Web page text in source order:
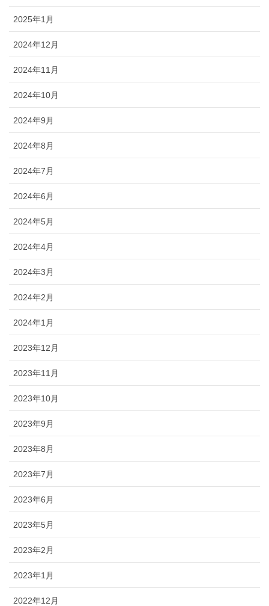
2025年1月
2024年12月
2024年11月
2024年10月
2024年9月
2024年8月
2024年7月
2024年6月
2024年5月
2024年4月
2024年3月
2024年2月
2024年1月
2023年12月
2023年11月
2023年10月
2023年9月
2023年8月
2023年7月
2023年6月
2023年5月
2023年2月
2023年1月
2022年12月